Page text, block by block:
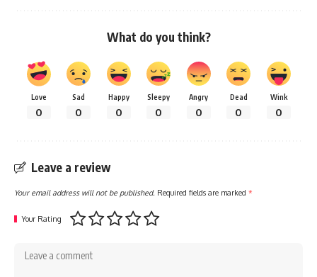
What do you think?
Love
0
Sad
0
Happy
0
Sleepy
0
Angry
0
Dead
0
Wink
0
Leave a review
Your email address will not be published. Required fields are marked *
Your Rating